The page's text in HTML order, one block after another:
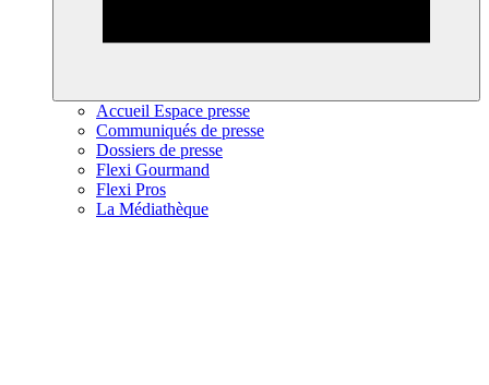
Accueil Espace presse
Communiqués de presse
Dossiers de presse
Flexi Gourmand
Flexi Pros
La Médiathèque